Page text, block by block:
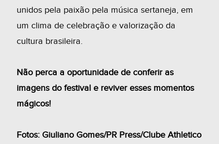
unidos pela paixão pela música sertaneja, em
um clima de celebração e valorização da
cultura brasileira.
Não perca a oportunidade de conferir as
imagens do festival e reviver esses momentos
mágicos!
Fotos: Giuliano Gomes/PR Press/Clube Athletico